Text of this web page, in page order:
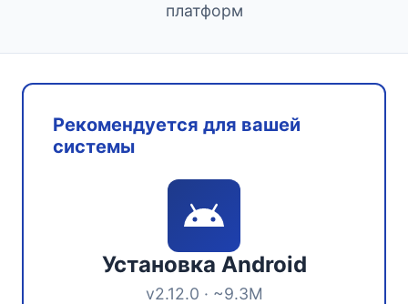
платформ
Рекомендуется для вашей
системы
Установка Android
v2.12.0 · ~9.3M